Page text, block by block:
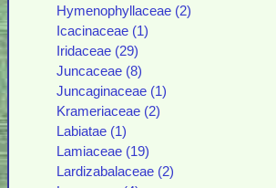
Hymenophyllaceae (2)
Icacinaceae (1)
Iridaceae (29)
Juncaceae (8)
Juncaginaceae (1)
Krameriaceae (2)
Labiatae (1)
Lamiaceae (19)
Lardizabalaceae (2)